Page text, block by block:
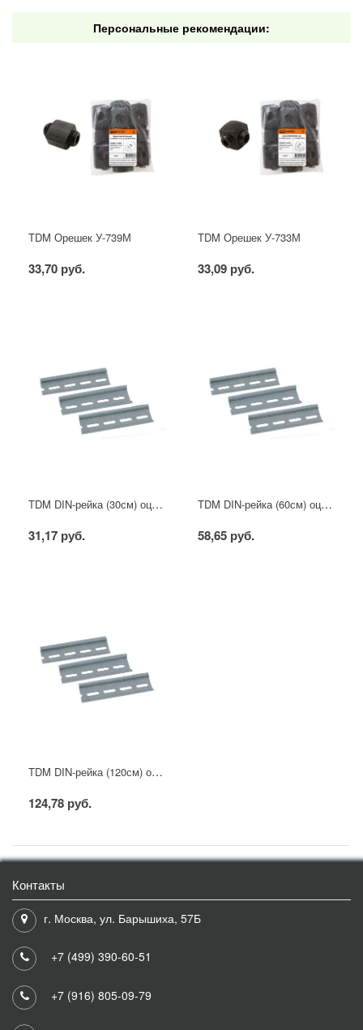
Персональные рекомендации:
TDM Орешек У-739М
33,70 руб.
TDM Орешек У-733М
33,09 руб.
TDM DIN-рейка (30см) оцинкованная
31,17 руб.
TDM DIN-рейка (60см) оцинкованная
58,65 руб.
TDM DIN-рейка (120см) оцинкованная
124,78 руб.
Контакты
г. Москва, ул. Барышиха, 57Б
+7 (499) 390-60-51
+7 (916) 805-09-79